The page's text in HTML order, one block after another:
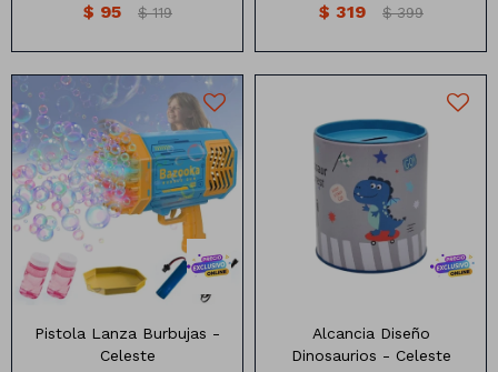
$ 95 $ 119 $ 319 $ 399
Pistola Lanza Burbujas
Pistola Lanza Burbujas -
Celeste
Alcancia con diseño
dinosaurios
Alcancia Diseño
Dinosaurios - Celeste
Soportes